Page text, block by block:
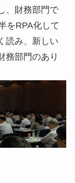
、財務部門で
をRPA化して
読み、新しい
務部門のあり